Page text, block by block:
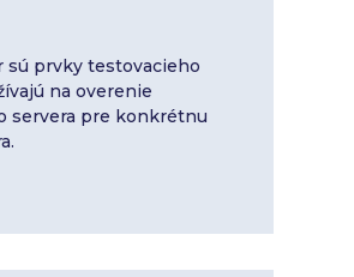
sú prvky testovacieho
na overenie
servera pre konkrétnu